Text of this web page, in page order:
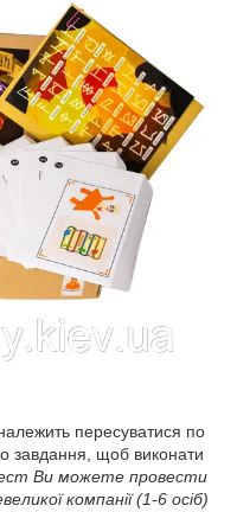
пересуватися по
завдання, щоб виконати
Ви можете провести
компанії (1-6 осіб)